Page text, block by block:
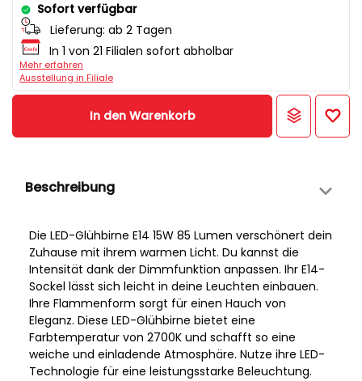
Sofort verfügbar
Lieferung: ab 2 Tagen
In 1 von 21 Filialen sofort abholbar
Mehr erfahren
Ausstellung in Filiale
In den Warenkorb
Beschreibung
Die LED-Glühbirne E14 15W 85 Lumen verschönert dein
Zuhause mit ihrem warmen Licht. Du kannst die
Intensität dank der Dimmfunktion anpassen. Ihr E14-
Sockel lässt sich leicht in deine Leuchten einbauen.
Ihre Flammenform sorgt für einen Hauch von
Eleganz. Diese LED-Glühbirne bietet eine
Farbtemperatur von 2700K und schafft so eine
weiche und einladende Atmosphäre. Nutze ihre LED-
Technologie für eine leistungsstarke Beleuchtung.